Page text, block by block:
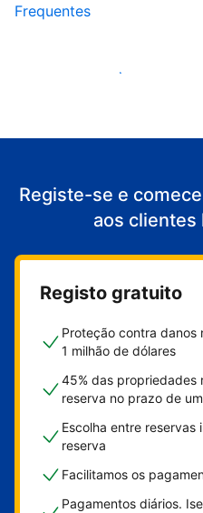
Frequentes
Comece a receber clientes
Registe-se e
aos clientes
Registo gratuito
Proteção contra danos
1 milhão de dólares
45% das propriedades
reserva no prazo de
Escolha entre reservas
reserva
Facilitamos os
Pagamentos diários.